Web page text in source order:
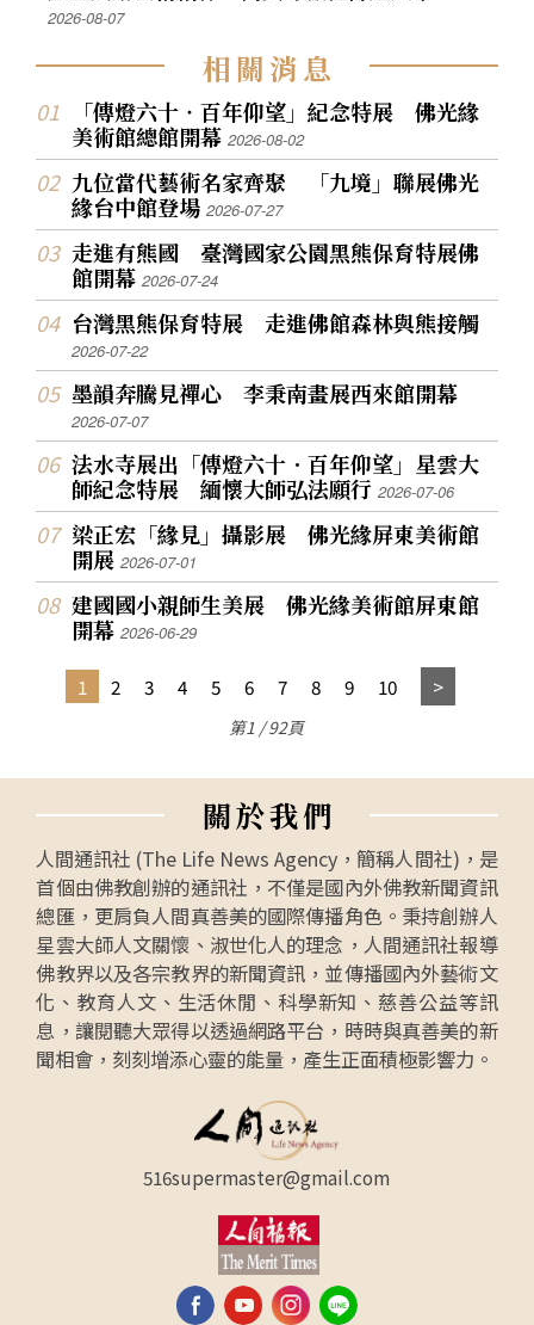
2026-08-07
相關消息
「傳燈六十‧百年仰望」紀念特展 佛光緣
美術館總館開幕2026-08-02
九位當代藝術名家齊聚 「九境」聯展佛光
緣台中館登場2026-07-27
走進有熊國 臺灣國家公園黑熊保育特展佛
館開幕2026-07-24
台灣黑熊保育特展 走進佛館森林與熊接觸
2026-07-22
墨韻奔騰見禪心 李秉南畫展西來館開幕
2026-07-07
法水寺展出「傳燈六十．百年仰望」星雲大
師紀念特展 緬懷大師弘法願行2026-07-06
梁正宏「緣見」攝影展 佛光緣屏東美術館
開展2026-07-01
建國國小親師生美展 佛光緣美術館屏東館
開幕2026-06-29
1 2 3 4 5 6 7 8 9 10
第1 / 92頁
關於我們
人間通訊社 (The Life News Agency，簡稱人間社)，是
首個由佛教創辦的通訊社，不僅是國內外佛教新聞資訊
總匯，更肩負人間真善美的國際傳播角色。秉持創辦人
星雲大師人文關懷、淑世化人的理念，人間通訊社報導
佛教界以及各宗教界的新聞資訊，並傳播國內外藝術文
化、教育人文、生活休閒、科學新知、慈善公益等訊
息，讓閱聽大眾得以透過網路平台，時時與真善美的新
聞相會，刻刻增添心靈的能量，產生正面積極影響力。
516supermaster@gmail.com